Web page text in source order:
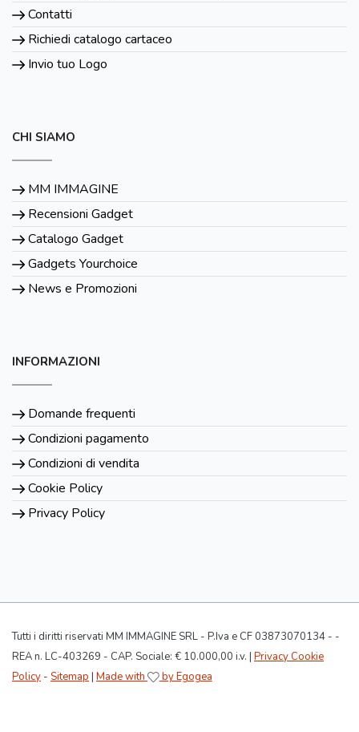
Contatti
Richiedi catalogo cartaceo
Invio tuo Logo
CHI SIAMO
MM IMMAGINE
Recensioni Gadget
Catalogo Gadget
Gadgets Yourchoice
News e Promozioni
INFORMAZIONI
Domande frequenti
Condizioni pagamento
Condizioni di vendita
Cookie Policy
Privacy Policy
Tutti i diritti riservati MM IMMAGINE SRL - P.Iva e CF 03873070134 - -
REA n. LC-403269 - CAP. Sociale: € 10.000,00 i.v. | Privacy Cookie
Policy - Sitemap | Made with by Egogea